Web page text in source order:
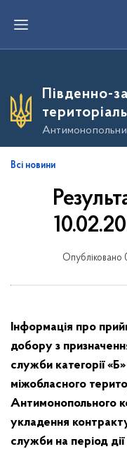
е
о
о
в
Південно-
Всі новини
Опубліковано
Інформація про
добору з
служби категорії
міжобласного
Антимонопольного
укладення
служби на період